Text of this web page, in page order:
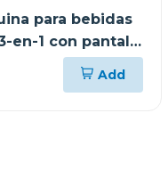
para bebidas
en-1 con pantalla
Add